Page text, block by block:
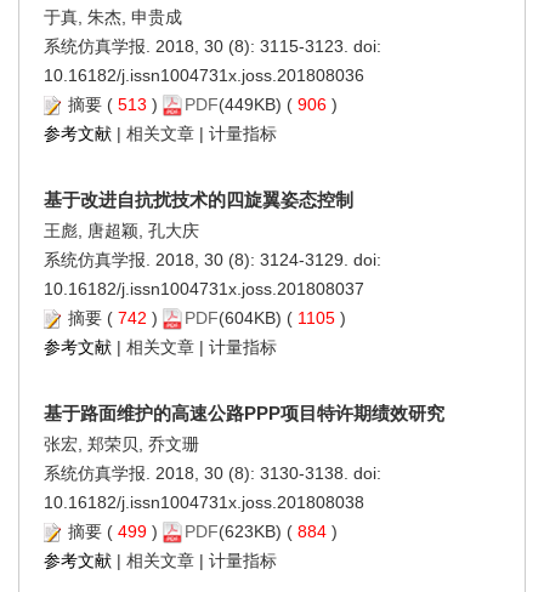
于真, 朱杰, 申贵成
系统仿真学报. 2018, 30 (8): 3115-3123. doi:
10.16182/j.issn1004731x.joss.201808036
摘要 ( 513 ) PDF(449KB) ( 906 )
参考文献 | 相关文章 | 计量指标
基于改进自抗扰技术的四旋翼姿态控制
王彪, 唐超颖, 孔大庆
系统仿真学报. 2018, 30 (8): 3124-3129. doi:
10.16182/j.issn1004731x.joss.201808037
摘要 ( 742 ) PDF(604KB) ( 1105 )
参考文献 | 相关文章 | 计量指标
基于路面维护的高速公路PPP项目特许期绩效研究
张宏, 郑荣贝, 乔文珊
系统仿真学报. 2018, 30 (8): 3130-3138. doi:
10.16182/j.issn1004731x.joss.201808038
摘要 ( 499 ) PDF(623KB) ( 884 )
参考文献 | 相关文章 | 计量指标